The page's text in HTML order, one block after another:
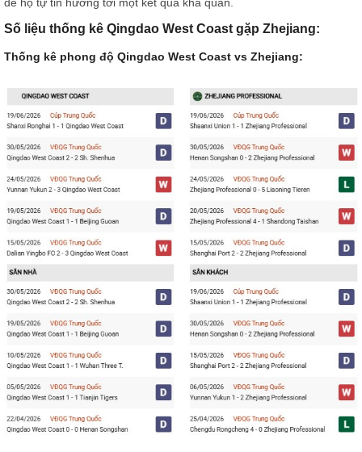
Số liệu thống kê Qingdao West Coast gặp Zhejiang:
Thống kê phong độ Qingdao West Coast vs Zhejiang: